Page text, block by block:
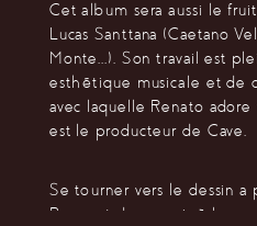
Cet album sera aussi le
Lucas Santtana (Caetano
Monte...). Son travail est
esthétique musicale et de
avec laquelle Renato adore
est le producteur de Cave.
Se tourner vers le dessin a
Baccarat de revenir à la